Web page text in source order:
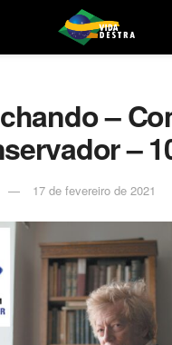
–
–
17 de fevereiro de 2021